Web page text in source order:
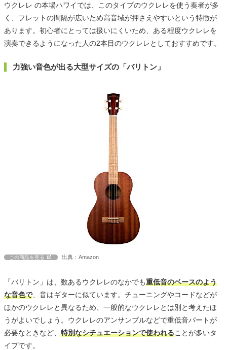
ウクレレ の本場ハワイでは、このタイプのウクレレを使う奏者が多
く、フレットの間隔が広いため高音域が押さえやすいという特徴が
あります。初心者にとっては扱いにくいため、ある程度ウクレレを
演奏できるようになった人の2本目のウクレレとしておすすめです。
力強い音色が出る大型サイズの「バリトン」
この商品を見る 出典：Amazon
「バリトン」は、数あるウクレレのなかでも重低音のベースのよう
な音色で、音はギターに似ています。チューニングやコードなどが
ほかのウクレレと異なるため、一般的なウクレレとは別と考えたほ
うがよいでしょう。ウクレレのアンサンブルなどで重低音パートが
必要なときなど、 特別なシチュエーションで使われることが多いタ
イプです。